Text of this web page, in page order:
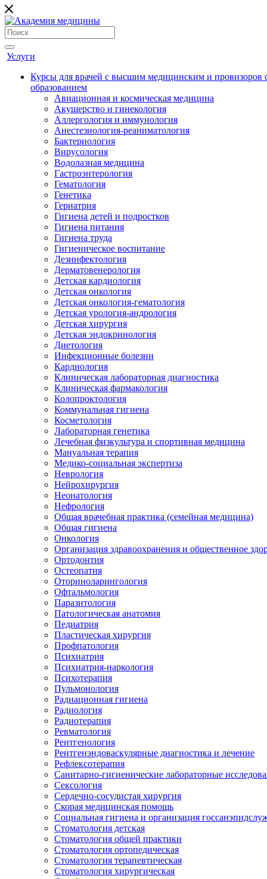
Услуги
Курсы для врачей с высшим медицинским и
образованием
Авиационная и космическая медицина
Акушерство и гинекология
Аллергология и иммунология
Анестезиология-реаниматология
Бактериология
Вирусология
Водолазная медицина
Гастроэнтерология
Гематология
Генетика
Гериатрия
Гигиена детей и подростков
Гигиена питания
Гигиена труда
Гигиеническое воспитание
Дезинфектология
Дерматовенерология
Детская кардиология
Детская онкология
Детская онкология-гематология
Детская урология-андрология
Детская хирургия
Детская эндокринология
Диетология
Инфекционные болезни
Кардиология
Клиническая лабораторная диагностика
Клиническая фармакология
Колопроктология
Коммунальная гигиена
Косметология
Лабораторная генетика
Лечебная физкультура и спортивная медицина
Мануальная терапия
Медико-социальная экспертиза
Неврология
Нейрохирургия
Неонатология
Нефрология
Общая врачебная практика (семейная медицина)
Общая гигиена
Онкология
Организация здравоохранения и общественное
Ортодонтия
Остеопатия
Оториноларингология
Офтальмология
Паразитология
Патологическая анатомия
Педиатрия
Пластическая хирургия
Профпатология
Психиатрия
Психиатрия-наркология
Психотерапия
Пульмонология
Радиационная гигиена
Радиология
Радиотерапия
Ревматология
Рентгенология
Рентгенэндоваскулярные диагностика и лечение
Рефлексотерапия
Санитарно-гигиенические лабораторные
Сексология
Сердечно-сосудистая хирургия
Скорая медицинская помощь
Социальная гигиена и организация
Стоматология детская
Стоматология общей практики
Стоматология ортопедическая
Стоматология терапевтическая
Стоматология хирургическая